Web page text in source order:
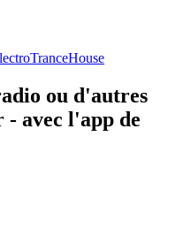
TranceHouse
ou d'autres
- avec l'app de